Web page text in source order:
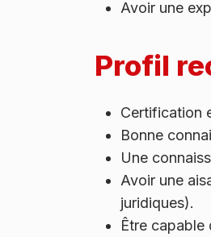
Avoir une
Profil
Certification
Bonne
Une
Avoir une
juridiques).
Être capable